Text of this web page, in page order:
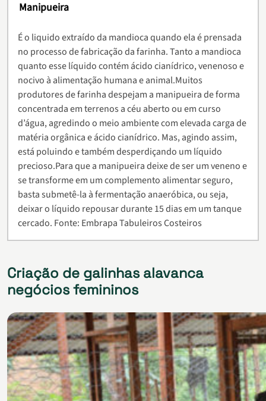
Manipueira
É o liquido extraído da mandioca quando ela é prensada
no processo de fabricação da farinha. Tanto a mandioca
quanto esse líquido contém ácido cianídrico, venenoso e
nocivo à alimentação humana e animal.Muitos
produtores de farinha despejam a manipueira de forma
concentrada em terrenos a céu aberto ou em curso
d’água, agredindo o meio ambiente com elevada carga de
matéria orgânica e ácido cianídrico. Mas, agindo assim,
está poluindo e também desperdiçando um líquido
precioso.Para que a manipueira deixe de ser um veneno e
se transforme em um complemento alimentar seguro,
basta submetê-la à fermentação anaeróbica, ou seja,
deixar o líquido repousar durante 15 dias em um tanque
cercado. Fonte: Embrapa Tabuleiros Costeiros
Criação de galinhas alavanca
negócios femininos